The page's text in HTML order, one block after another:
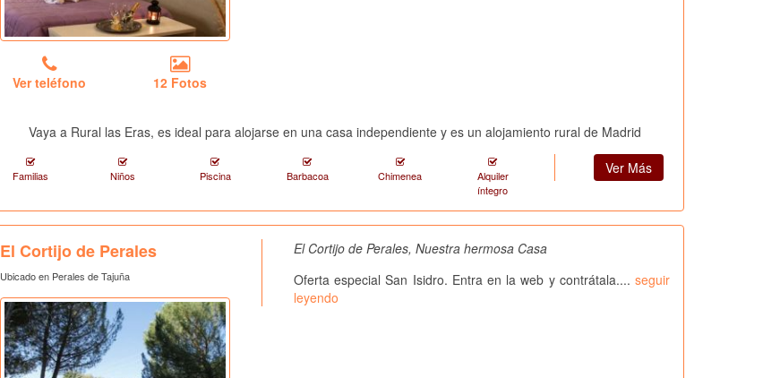
Ver teléfono 12 Fotos
Vaya a Rural las Eras, es ideal para alojarse en una casa independiente y es un alojamiento rural de Madrid
Familias Niños Piscina Barbacoa Chimenea
Alquiler
íntegro
Ver Más
El Cortijo de Perales
Ubicado en Perales de Tajuña
El Cortijo de Perales, Nuestra hermosa Casa
Oferta especial San Isidro. Entra en la web y contrátala.... seguir
leyendo